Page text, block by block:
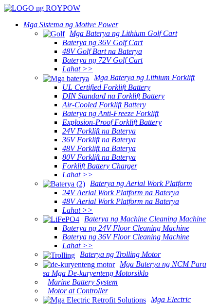
Mga Sistema ng Motive Power
Mga Baterya ng Lithium Golf Cart
Baterya ng 36V Golf Cart
48V Golf Bart na Baterya
Baterya ng 72V Golf Cart
Lahat >>
Mga Baterya ng Lithium Forklift
UL Certified Forklift Battery
DIN Standard na Forklift Battery
Air-Cooled Forklift Battery
Baterya ng Anti-Freeze Forklift
Explosion-Proof Forklift Battery
24V Forklift na Baterya
36V Forklift na Baterya
48V Forklift na Baterya
80V Forklift na Baterya
Forklift Battery Charger
Lahat >>
Baterya ng Aerial Work Platform
24V Aerial Work Platform na Baterya
48V Aerial Work Platform na Baterya
Lahat >>
Baterya ng Machine Cleaning Machine
Baterya ng 24V Floor Cleaning Machine
Baterya ng 36V Floor Cleaning Machine
Lahat >>
Baterya ng Trolling Motor
Mga Baterya ng NCM Para
sa Mga De-kuryenteng Motorsiklo
Marine Battery System
Motor at Controller
Mga Electric